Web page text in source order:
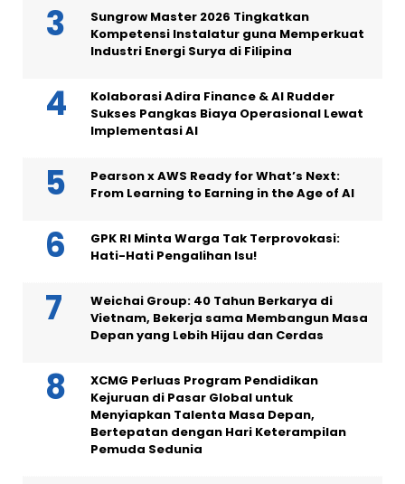
Sungrow Master 2026 Tingkatkan
Kompetensi Instalatur guna Memperkuat
Industri Energi Surya di Filipina
Kolaborasi Adira Finance & AI Rudder
Sukses Pangkas Biaya Operasional Lewat
Implementasi AI
Pearson x AWS Ready for What’s Next:
From Learning to Earning in the Age of AI
GPK RI Minta Warga Tak Terprovokasi:
Hati-Hati Pengalihan Isu!
Weichai Group: 40 Tahun Berkarya di
Vietnam, Bekerja sama Membangun Masa
Depan yang Lebih Hijau dan Cerdas
XCMG Perluas Program Pendidikan
Kejuruan di Pasar Global untuk
Menyiapkan Talenta Masa Depan,
Bertepatan dengan Hari Keterampilan
Pemuda Sedunia